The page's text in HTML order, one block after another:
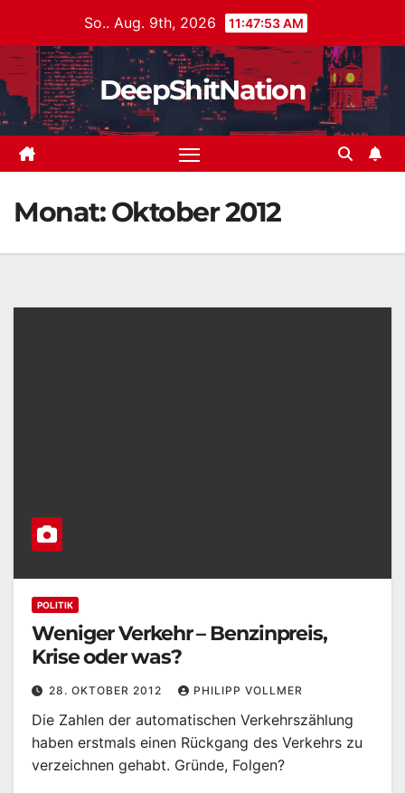
springen
So.. Aug. 9th, 2026 11:47:53 AM
DeepShitNation
Monat:Oktober 2012
POLITIK
Weniger Verkehr – Benzinpreis,
Krise oder was?
28. OKTOBER 2012 PHILIPP VOLLMER
Die Zahlen der automatischen Verkehrszählung
haben erstmals einen Rückgang des Verkehrs zu
verzeichnen gehabt. Gründe, Folgen?